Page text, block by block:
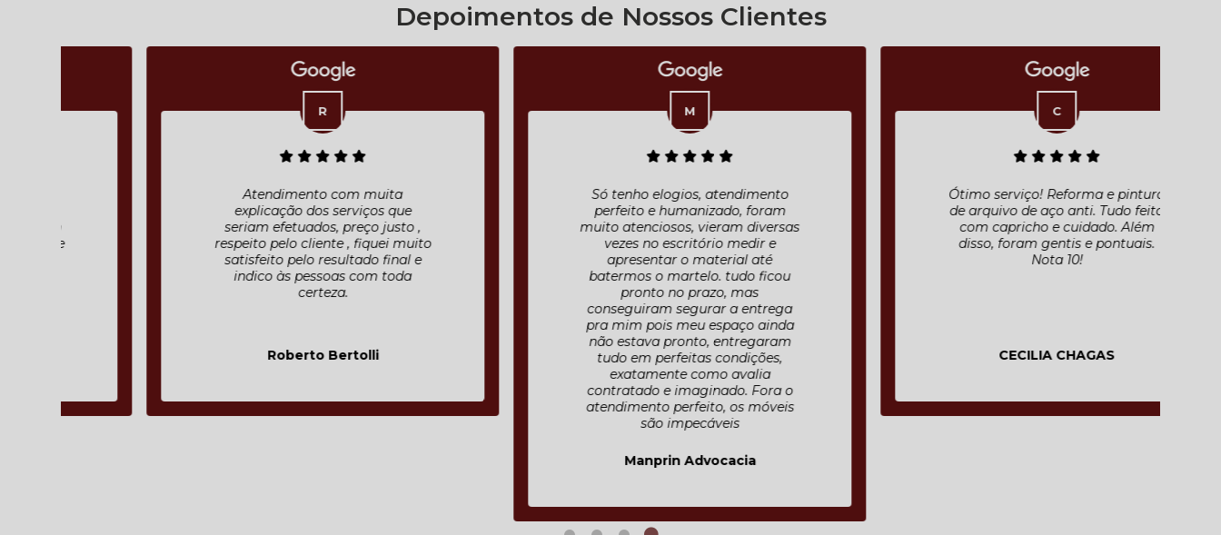
Depoimentos de Nossos Clientes
Atendimento com muita
explicação dos serviços que
seriam efetuados, preço justo ,
respeito pelo cliente , fiquei muito
satisfeito pelo resultado final e
indico às pessoas com toda
Roberto Bertolli
Só tenho elogios, atendimento
perfeito e humanizado, foram
muito atenciosos, vieram diversas
vezes no escritório medir e
apresentar o material até
batermos o martelo. tudo ficou
pronto no prazo, mas
conseguiram segurar a entrega
pra mim pois meu espaço ainda
não estava pronto, entregaram
tudo em perfeitas condições,
exatamente como avalia
contratado e imaginado. Fora o
atendimento perfeito, os móveis
são impecáveis
Manprin Advocacia
Ótimo serviço! Reforma e pintura
de arquivo de aço anti. Tudo feito
com capricho e cuidado. Além
disso, foram gentis e pontuais.
CECILIA CHAGAS